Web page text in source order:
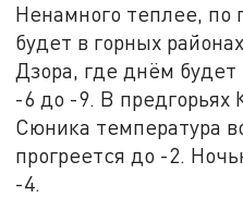
Ненамного теплее, по
будет в горных
Дзора, где днём
-6 до -9. В предгорьях
Сюника температура
прогреется до -2.
-4.